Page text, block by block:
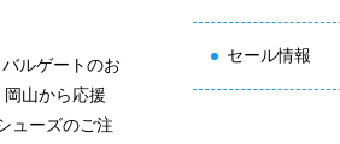
ルゲートのお
山から応援
ューズのご注
セール情報